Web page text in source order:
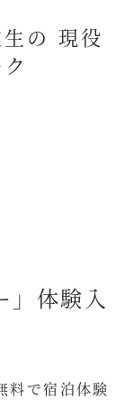
の 現役
」体験入
料で宿泊体験